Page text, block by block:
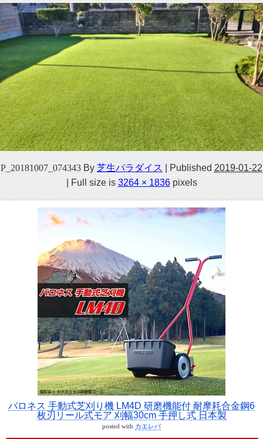
P_20181007_074343 By 芝生パラダイス Published 2019-01-22
| Full size is3264 × 1836pixels
バロネス 手動式芝刈り機 LM4D 研磨機能付 耐摩耗合金鋼6
枚刃リール式モア 刈幅30cm 手押し式 日本製
posted with カエレバ